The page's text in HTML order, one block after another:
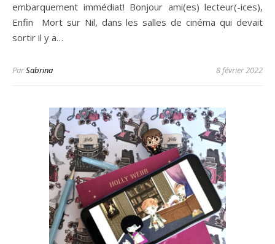
embarquement immédiat! Bonjour ami(es) lecteur(-ices),
Enfin Mort sur Nil, dans les salles de cinéma qui devait
sortir il y a…
ParSabrina 8 février 2022